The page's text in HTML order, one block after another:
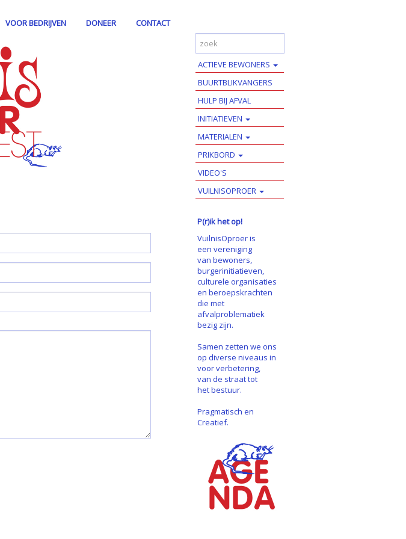
VOOR BEDRIJVEN DONEER CONTACT
ACTIEVE BEWONERS
BUURTBLIKVANGERS
HULP BIJ AFVAL
INITIATIEVEN
MATERIALEN
PRIKBORD
VIDEO'S
VUILNISOPROER
P(r)ik het op!
VuilnisOproer is
een vereniging
van bewoners,
burgerinitiatieven,
culturele organisaties
en beroepskrachten
die met
afvalproblematiek
bezig zijn.
Samen zetten we ons
op diverse niveaus in
voor verbetering,
van de straat tot
het bestuur.
Pragmatisch en
Creatief.